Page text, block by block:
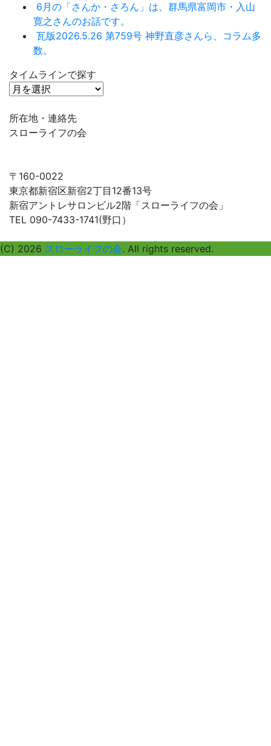
6月の「さんか・さろん」は、群馬県富岡市・入山
寛之さんのお話です。
瓦版2026.5.26 第759号 神野直彦さんら、コラム多
数。
タイムラインで探す
タ
ム
ラ
で
探
す
所在地・連絡先
スローライフの会
〒160-0022
東京都新宿区新宿2丁目12番13号
新宿アントレサロンビル2階「スローライフの会」
TEL 090-7433-1741(野口）
(C) 2026 スローライフの会. All rights reserved.